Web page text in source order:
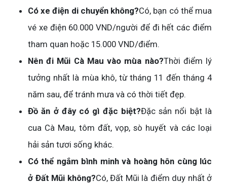
Có xe điện di chuyển không?Có, bạn có thể mua
vé xe điện 60.000 VND/người để đi hết các điểm
tham quan hoặc 15.000 VND/điểm.
Nên đi Mũi Cà Mau vào mùa nào?Thời điểm lý
tưởng nhất là mùa khô, từ tháng 11 đến tháng 4
năm sau, để tránh mưa và có thời tiết đẹp.
Đồ ăn ở đây có gì đặc biệt?Đặc sản nổi bật là
cua Cà Mau, tôm đất, vọp, sò huyết và các loại
hải sản tươi sống khác.
Có thể ngắm bình minh và hoàng hôn cùng lúc
ở Đất Mũi không?Có, Đất Mũi là điểm duy nhất ở